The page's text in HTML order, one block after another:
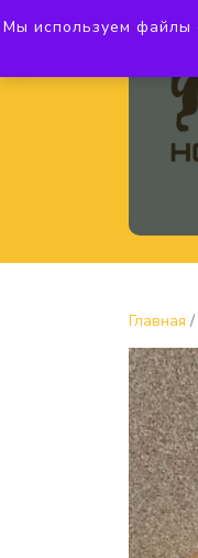
Главная /
Мы используем файлы